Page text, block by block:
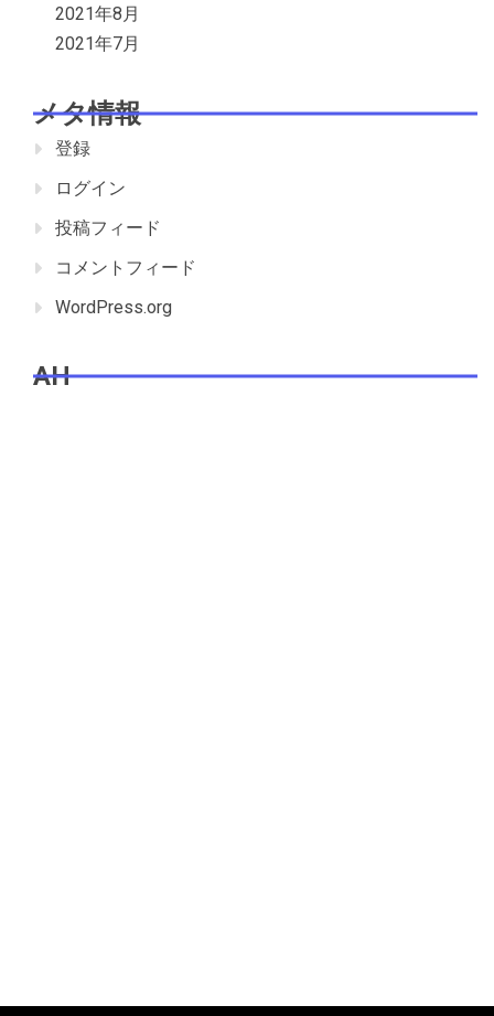
2021年8月
2021年7月
メタ情報
登録
ログイン
投稿フィード
コメントフィード
WordPress.org
AH